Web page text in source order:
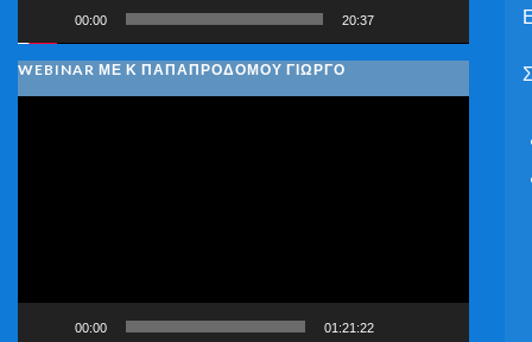
00:00 20:37
WEBINAR ΜΕ Κ ΠΑΠΑΠΡΟΔΌΜΟΥ ΓΙΏΡΓΟ
00:00 01:21:22